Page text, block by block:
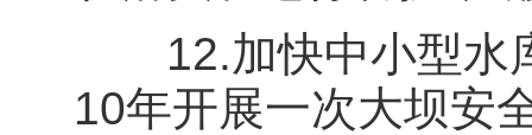
12.加快中小型水
10年开展一次大坝安